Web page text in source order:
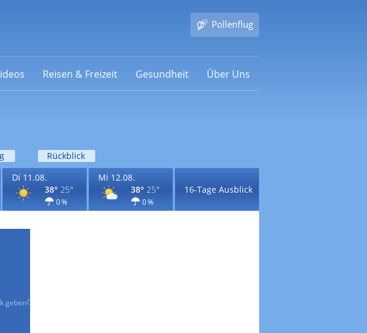
Pollenflug
Reisen & Freizeit Gesundheit Über Uns
Rückblick
Di 11.08.
38° 25°
0 %
Mi 12.08.
38° 25°
0 %
16-Tage Ausblick
geben